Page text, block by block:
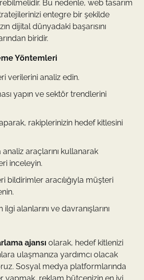
Bu nedenle, web tasarım
entegre bir şekilde
dijital dünyadaki başarısını
biridir.
Yöntemleri
verilerini analiz edin.
yapın ve sektör trendlerini
rakiplerinizin hedef kitlesini
araçlarını kullanarak
inceleyin.
bildirimler aracılığıyla müşteri
alanlarını ve davranışlarını
ajansı olarak, hedef kitlenizi
ulaşmanıza yardımcı olacak
Sosyal medya platformlarında